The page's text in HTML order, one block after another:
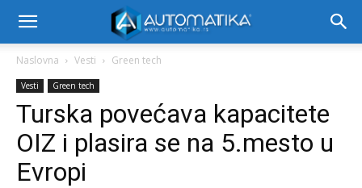
Naslovna Vesti Green tech
Vesti Green tech
Turska povećava kapacitete
OIZ i plasira se na 5.mesto u
Evropi